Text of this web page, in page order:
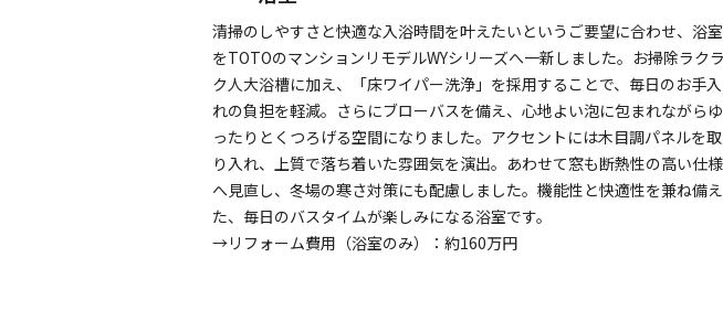
清掃のしやすさと快適な入浴時間を叶えたいというご要望に合わせ、浴室
をTOTOのマンションリモデルWYシリーズへ一新しました。お掃除ラクラ
ク人大浴槽に加え、「床ワイパー洗浄」を採用することで、毎日のお手入
れの負担を軽減。さらにブローバスを備え、心地よい泡に包まれながらゆ
ったりとくつろげる空間になりました。アクセントには木目調パネルを取
り入れ、上質で落ち着いた雰囲気を演出。あわせて窓も断熱性の高い仕様
へ見直し、冬場の寒さ対策にも配慮しました。機能性と快適性を兼ね備え
た、毎日のバスタイムが楽しみになる浴室です。
→リフォーム費用（浴室のみ）：約160万円